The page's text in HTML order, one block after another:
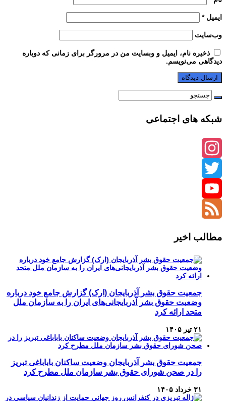
ایمیل*
وب‌سایت
ذخیره نام، ایمیل و وبسایت من در مرورگر برای زمانی که دوباره
دیدگاهی می‌نویسم.
شبکه های اجتماعی
Instagram
Twitter
YouTube
مطالب اخیر
جمعیت حقوق بشر آذربایجان (ارک) گزارش جامع خود درباره
وضعیت حقوق بشر آذربایجانی‌های ایران را به سازمان ملل
متحد ارائه کرد
۲۱ تیر ۱۴۰۵
جمعیت حقوق بشر آذربایجان وضعیت ساکنان باباباغی تبریز
را در صحن شورای حقوق بشر سازمان ملل مطرح کرد
۳۱ خرداد ۱۴۰۵